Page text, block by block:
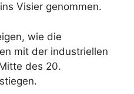
Visier genommen.
wie die
mit der industriellen
des 20.